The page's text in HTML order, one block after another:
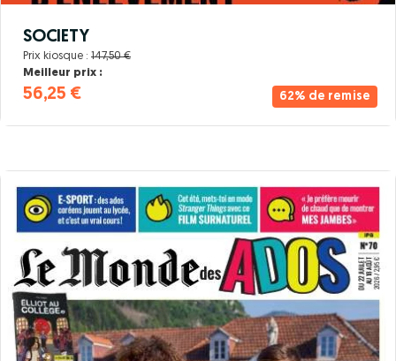
62% de remise
SOCIETY
Prix kiosque : 147,50 €
Meilleur prix :
56,25 €